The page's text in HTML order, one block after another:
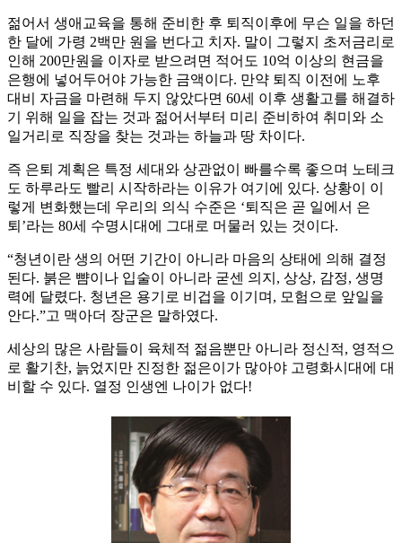
젊어서 생애교육을 통해 준비한 후 퇴직이후에 무슨 일을 하던
한 달에 가령 2백만 원을 번다고 치자. 말이 그렇지 초저금리로
인해 200만원을 이자로 받으려면 적어도 10억 이상의 현금을
은행에 넣어두어야 가능한 금액이다. 만약 퇴직 이전에 노후
대비 자금을 마련해 두지 않았다면 60세 이후 생활고를 해결하
기 위해 일을 잡는 것과 젊어서부터 미리 준비하여 취미와 소
일거리로 직장을 찾는 것과는 하늘과 땅 차이다.
즉 은퇴 계획은 특정 세대와 상관없이 빠를수록 좋으며 노테크
도 하루라도 빨리 시작하라는 이유가 여기에 있다. 상황이 이
렇게 변화했는데 우리의 의식 수준은 ‘퇴직은 곧 일에서 은
퇴’라는 80세 수명시대에 그대로 머물러 있는 것이다.
“청년이란 생의 어떤 기간이 아니라 마음의 상태에 의해 결정
된다. 붉은 뺨이나 입술이 아니라 굳센 의지, 상상, 감정, 생명
력에 달렸다. 청년은 용기로 비겁을 이기며, 모험으로 앞일을
안다.”고 맥아더 장군은 말하였다.
세상의 많은 사람들이 육체적 젊음뿐만 아니라 정신적, 영적으
로 활기찬, 늙었지만 진정한 젊은이가 많아야 고령화시대에 대
비할 수 있다. 열정 인생엔 나이가 없다!